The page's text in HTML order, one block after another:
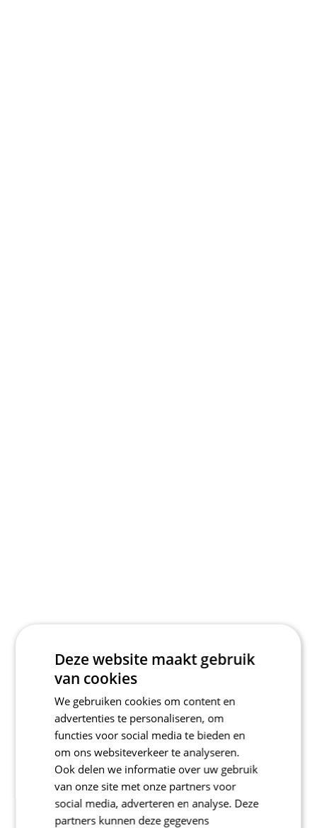
Deze website maakt gebruik
van cookies
We gebruiken cookies om content en
advertenties te personaliseren, om
functies voor social media te bieden en
om ons websiteverkeer te analyseren.
Ook delen we informatie over uw gebruik
van onze site met onze partners voor
social media, adverteren en analyse. Deze
partners kunnen deze gegevens